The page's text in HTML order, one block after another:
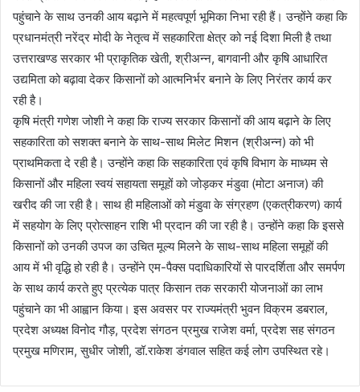
पहुंचाने के साथ उनकी आय बढ़ाने में महत्वपूर्ण भूमिका निभा रही हैं। उन्होंने कहा कि
प्रधानमंत्री नरेंद्र मोदी के नेतृत्व में सहकारिता क्षेत्र को नई दिशा मिली है तथा
उत्तराखण्ड सरकार भी प्राकृतिक खेती, श्रीअन्न, बागवानी और कृषि आधारित
उद्यमिता को बढ़ावा देकर किसानों को आत्मनिर्भर बनाने के लिए निरंतर कार्य कर
रही है।
कृषि मंत्री गणेश जोशी ने कहा कि राज्य सरकार किसानों की आय बढ़ाने के लिए
सहकारिता को सशक्त बनाने के साथ-साथ मिलेट मिशन (श्रीअन्न) को भी
प्राथमिकता दे रही है। उन्होंने कहा कि सहकारिता एवं कृषि विभाग के माध्यम से
किसानों और महिला स्वयं सहायता समूहों को जोड़कर मंडुवा (मोटा अनाज) की
खरीद की जा रही है। साथ ही महिलाओं को मंडुवा के संग्रहण (एकत्रीकरण) कार्य
में सहयोग के लिए प्रोत्साहन राशि भी प्रदान की जा रही है। उन्होंने कहा कि इससे
किसानों को उनकी उपज का उचित मूल्य मिलने के साथ-साथ महिला समूहों की
आय में भी वृद्धि हो रही है। उन्होंने एम-पैक्स पदाधिकारियों से पारदर्शिता और समर्पण
के साथ कार्य करते हुए प्रत्येक पात्र किसान तक सरकारी योजनाओं का लाभ
पहुंचाने का भी आह्वान किया। इस अवसर पर राज्यमंत्री भुवन विक्रम डबराल,
प्रदेश अध्यक्ष विनोद गौड़, प्रदेश संगठन प्रमुख राजेश वर्मा, प्रदेश सह संगठन
प्रमुख मणिराम, सुधीर जोशी, डॉ.राकेश डंगवाल सहित कई लोग उपस्थित रहे।